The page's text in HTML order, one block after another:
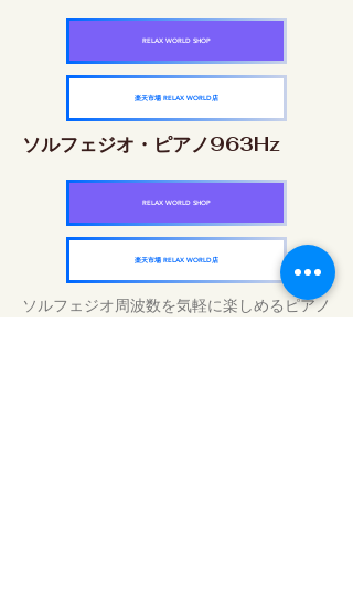
RELAX WORLD SHOP
楽天市場 RELAX WORLD店
ソルフェジオ・ピアノ963Hz
RELAX WORLD SHOP
楽天市場 RELAX WORLD店
ソルフェジオ周波数を気軽に楽しめるピアノ